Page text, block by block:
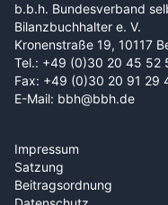
b.b.h. Bundesverband
Bilanzbuchhalter e. V.
Kronenstraße 19, 10117
Tel.: +49 (0)30 20 45 52
Fax: +49 (0)30 20 91 29
E-Mail: bbh@bbh.de
Impressum
Satzung
Beitragsordnung